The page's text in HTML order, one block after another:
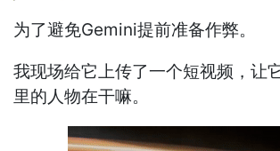
为了避免Gemini提前准备作弊。
我现场给它上传了一个短视频，让
里的人物在干嘛。